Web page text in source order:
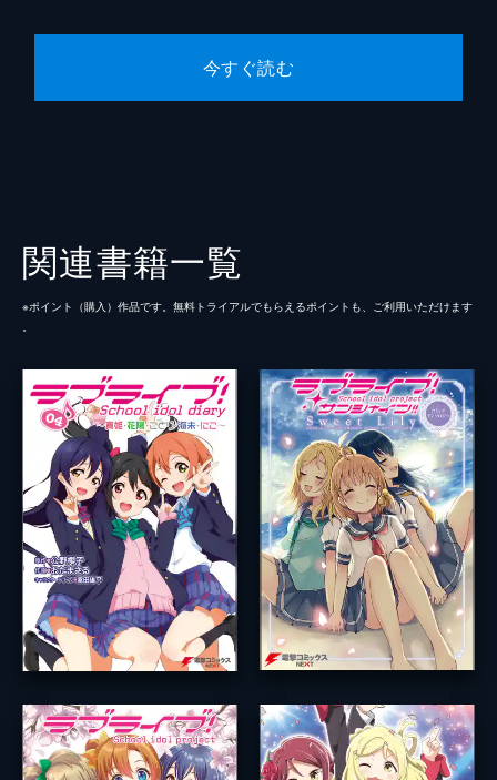
今すぐ読む
関連書籍一覧
※ポイント（購⼊）作品です。無料トライアルでもらえるポイントも、ご利⽤いただけます